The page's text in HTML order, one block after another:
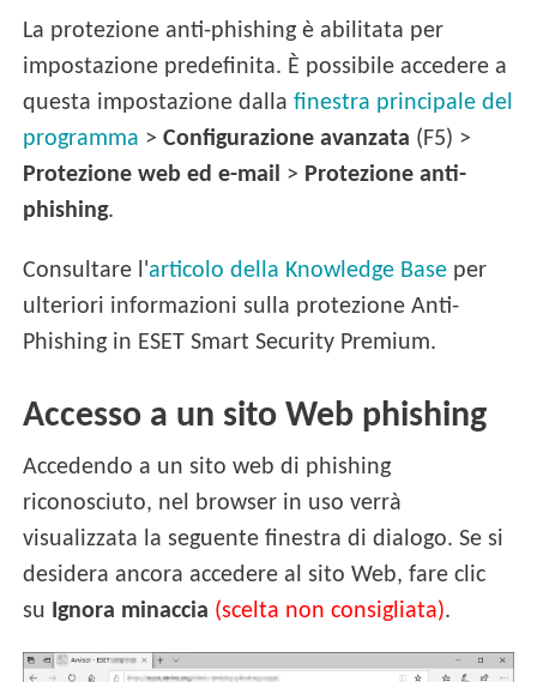
La protezione anti-phishing è abilitata per
impostazione predefinita. È possibile accedere a
questa impostazione dallafinestra principale del
programma >Configurazione avanzata (F5) >
Protezione web ed e-mail > Protezione anti-
phishing.
Consultare l'articolo della Knowledge Base per
ulteriori informazioni sulla protezione Anti-
Phishing in ESET Smart Security Premium.
Accesso a un sito Web phishing
Accedendo a un sito web di phishing
riconosciuto, nel browser in uso verrà
visualizzata la seguente finestra di dialogo. Se si
desidera ancora accedere al sito Web, fare clic
su Ignora minaccia (scelta non consigliata).